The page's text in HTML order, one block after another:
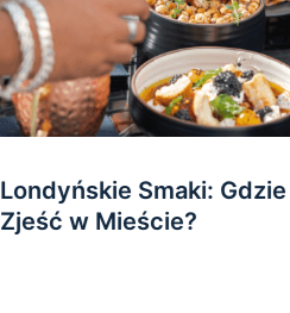
Londyńskie Smaki:
Zjeść w Mieście?